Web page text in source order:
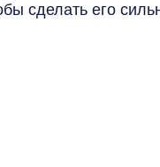
сделать его